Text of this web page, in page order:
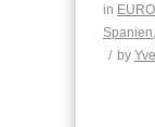
in
Spanien,
/ by Yve